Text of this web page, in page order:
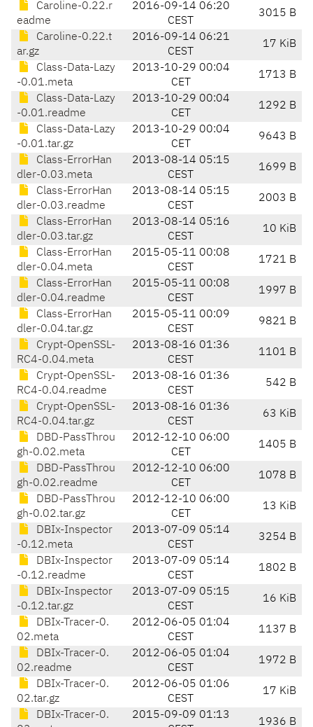
Caroline-0.22.r
eadme
2016-09-14 06:20
CEST
3015 B
Caroline-0.22.t
ar.gz
2016-09-14 06:21
CEST
17 KiB
Class-Data-Lazy
-0.01.meta
2013-10-29 00:04
CET
1713 B
Class-Data-Lazy
-0.01.readme
2013-10-29 00:04
CET
1292 B
Class-Data-Lazy
-0.01.tar.gz
2013-10-29 00:04
CET
9643 B
Class-ErrorHan
dler-0.03.meta
2013-08-14 05:15
CEST
1699 B
Class-ErrorHan
dler-0.03.readme
2013-08-14 05:15
CEST
2003 B
Class-ErrorHan
dler-0.03.tar.gz
2013-08-14 05:16
CEST
10 KiB
Class-ErrorHan
dler-0.04.meta
2015-05-11 00:08
CEST
1721 B
Class-ErrorHan
dler-0.04.readme
2015-05-11 00:08
CEST
1997 B
Class-ErrorHan
dler-0.04.tar.gz
2015-05-11 00:09
CEST
9821 B
Crypt-OpenSSL-
RC4-0.04.meta
2013-08-16 01:36
CEST
1101 B
Crypt-OpenSSL-
RC4-0.04.readme
2013-08-16 01:36
CEST
542 B
Crypt-OpenSSL-
RC4-0.04.tar.gz
2013-08-16 01:36
CEST
63 KiB
DBD-PassThrou
gh-0.02.meta
2012-12-10 06:00
CET
1405 B
DBD-PassThrou
gh-0.02.readme
2012-12-10 06:00
CET
1078 B
DBD-PassThrou
gh-0.02.tar.gz
2012-12-10 06:00
CET
13 KiB
DBIx-Inspector
-0.12.meta
2013-07-09 05:14
CEST
3254 B
DBIx-Inspector
-0.12.readme
2013-07-09 05:14
CEST
1802 B
DBIx-Inspector
-0.12.tar.gz
2013-07-09 05:15
CEST
16 KiB
DBIx-Tracer-0.
02.meta
2012-06-05 01:04
CEST
1137 B
DBIx-Tracer-0.
02.readme
2012-06-05 01:04
CEST
1972 B
DBIx-Tracer-0.
02.tar.gz
2012-06-05 01:06
CEST
17 KiB
DBIx-Tracer-0.
2015-09-09 01:13
1936 B